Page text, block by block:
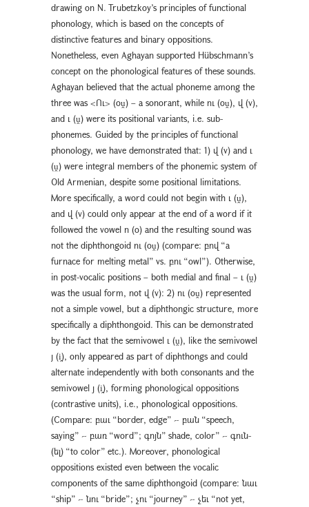
drawing on N. Trubetzkoy’s principles of functional
phonology, which is based on the concepts of
distinctive features and binary oppositions.
Nonetheless, even Aghayan supported Hübschmann’s
concept on the phonological features of these sounds.
Aghayan believed that the actual phoneme among the
three was <Ու> (oṷ) – a sonorant, while ու (oṷ), վ (v),
and ւ (ṷ) were its positional variants, i.e. sub-
phonemes. Guided by the principles of functional
phonology, we have demonstrated that: 1) վ (v) and ւ
(ṷ) were integral members of the phonemic system of
Old Armenian, despite some positional limitations.
More specifically, a word could not begin with ւ (ṷ),
and վ (v) could only appear at the end of a word if it
followed the vowel ո (o) and the resulting sound was
not the diphthongoid ու (oṷ) (compare: բով “a
furnace for melting metal” vs. բու “owl”). Otherwise,
in post-vocalic positions – both medial and final – ւ (ṷ)
was the usual form, not վ (v): 2) ու (oṷ) represented
not a simple vowel, but a diphthongic structure, more
specifically a diphthongoid. This can be demonstrated
by the fact that the semivowel ւ (ṷ), like the semivowel
յ (i̭), only appeared as part of diphthongs and could
alternate independently with both consonants and the
semivowel յ (i̭), forming phonological oppositions
(contrastive units), i.e., phonological oppositions.
(Compare: բաւ “border, edge” ~ բան “speech,
saying” ~ բառ “word”; գոյն” shade, color” ~ գուն-
(ել) “to color” etc.). Moreover, phonological
oppositions existed even between the vocalic
components of the same diphthongoid (compare: նաւ
“ship” ~ նու “bride”; չու “journey” ~ չեւ “not yet,